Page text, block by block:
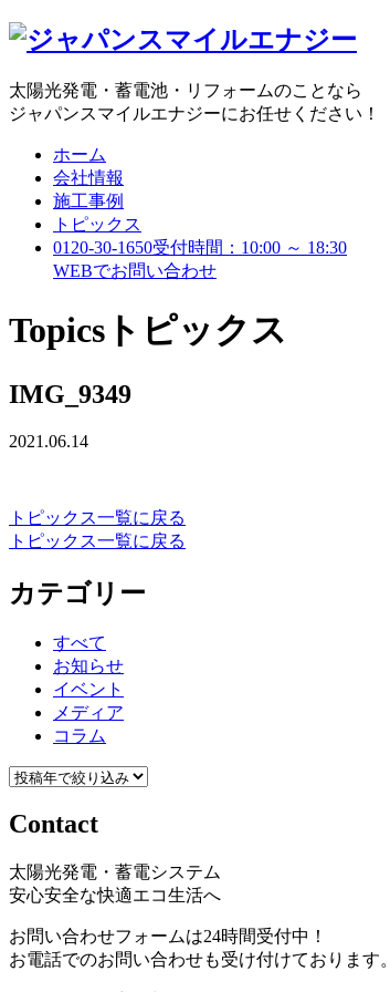
太陽光発電・蓄電池・リフォームのことなら
ジャパンスマイルエナジーにお任せください！
ホーム
会社情報
施工事例
トピックス
0120-30-1650受付時間：10:00 ～ 18:30
WEBでお問い合わせ
Topics トピックス
IMG_9349
2021.06.14
トピックス一覧に戻る
トピックス一覧に戻る
カテゴリー
すべて
お知らせ
イベント
メディア
コラム
Contact
太陽光発電・蓄電システム
安心安全な快適エコ生活へ
お問い合わせフォームは24時間受付中！
お電話でのお問い合わせも受け付けております。